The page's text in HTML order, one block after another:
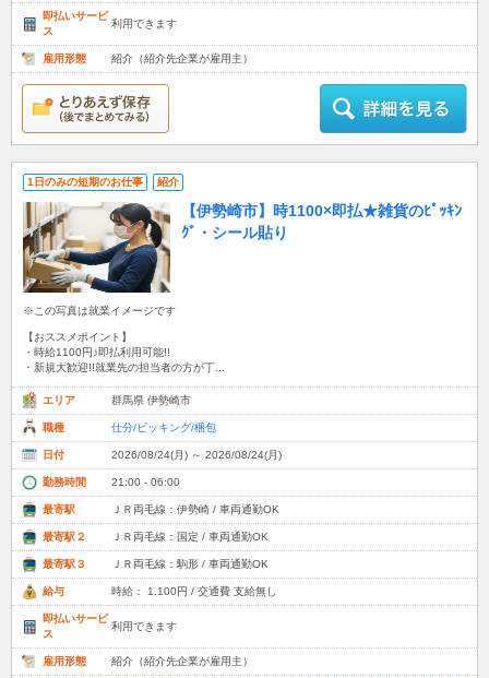
即払いサービ
ス
利用できます
雇用形態 紹介（紹介先企業が雇用主）
1日のみの短期のお仕事 紹介
【伊勢崎市】時1100×即払★雑貨のﾋﾟｯｷﾝ
ｸﾞ・シール貼り
※この写真は就業イメージです
【おススメポイント】
・時給1100円♪即払利用可能!!
・新規大歓迎!!就業先の担当者の方が丁...
エリア 群馬県 伊勢崎市
職種 仕分/ピッキング/梱包
日付 2026/08/24(月) ～ 2026/08/24(月)
勤務時間 21:00 - 06:00
最寄駅 ＪＲ両毛線：伊勢崎 / 車両通勤OK
最寄駅２ ＪＲ両毛線：国定 / 車両通勤OK
最寄駅３ ＪＲ両毛線：駒形 / 車両通勤OK
給与 時給： 1,100円 / 交通費 支給無し
即払いサービ
ス
利用できます
雇用形態 紹介（紹介先企業が雇用主）